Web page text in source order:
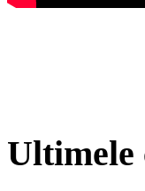
Ultimele